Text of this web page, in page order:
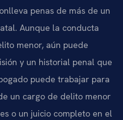
penas de más de un
Aunque la conducta
menor, aún puede
y un historial penal que
puede trabajar para
un cargo de delito menor
o un juicio completo en el